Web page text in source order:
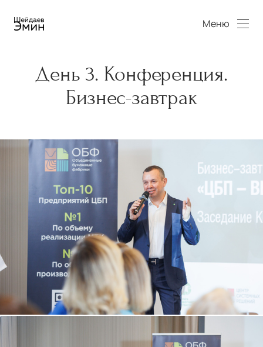
Меню
День 3. Конференция.
Бизнес-завтрак